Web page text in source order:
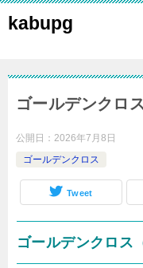
kabupg
ゴールデンクロ
公開日： 2026年7月8日
ゴールデンクロス
Tweet
ゴールデンクロス